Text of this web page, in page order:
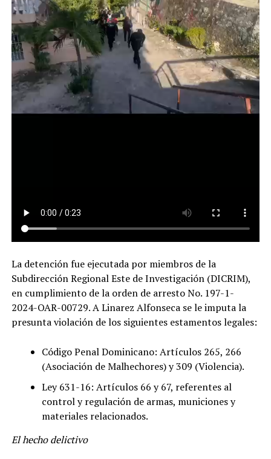
La detención fue ejecutada por miembros de la
Subdirección Regional Este de Investigación (DICRIM),
en cumplimiento de la orden de arresto No. 197-1-
2024-OAR-00729. A Linarez Alfonseca se le imputa la
presunta violación de los siguientes estamentos legales:
Código Penal Dominicano: Artículos 265, 266
(Asociación de Malhechores) y 309 (Violencia).
Ley 631-16: Artículos 66 y 67, referentes al
control y regulación de armas, municiones y
materiales relacionados.
El hecho delictivo